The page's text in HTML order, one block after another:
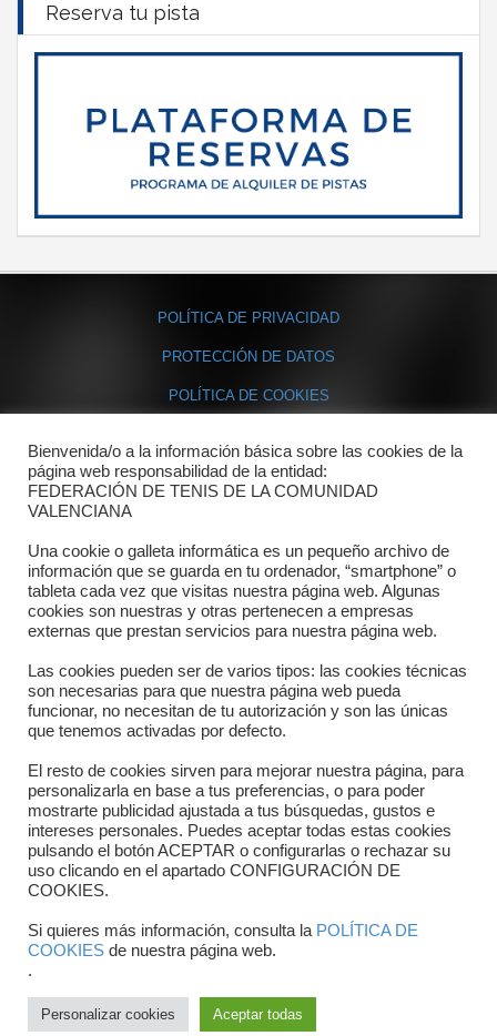
Reserva tu pista
POLÍTICA DE PRIVACIDAD
PROTECCIÓN DE DATOS
POLÍTICA DE COOKIES
Contacto
Dónde estamos
Directorio departamentos
Horario
Formulario de contacto
Copyright © 2025 FTCV
Bienvenida/o a la información básica sobre las cookies de la
página web responsabilidad de la entidad:
FEDERACIÓN DE TENIS DE LA COMUNIDAD
VALENCIANA
Una cookie o galleta informática es un pequeño archivo de
información que se guarda en tu ordenador, “smartphone” o
tableta cada vez que visitas nuestra página web. Algunas
cookies son nuestras y otras pertenecen a empresas
externas que prestan servicios para nuestra página web.
Las cookies pueden ser de varios tipos: las cookies técnicas
son necesarias para que nuestra página web pueda
funcionar, no necesitan de tu autorización y son las únicas
que tenemos activadas por defecto.
El resto de cookies sirven para mejorar nuestra página, para
personalizarla en base a tus preferencias, o para poder
mostrarte publicidad ajustada a tus búsquedas, gustos e
intereses personales. Puedes aceptar todas estas cookies
pulsando el botón ACEPTAR o configurarlas o rechazar su
uso clicando en el apartado CONFIGURACIÓN DE
COOKIES.
Si quieres más información, consulta la POLÍTICA DE
COOKIES de nuestra página web.
.
Personalizar cookies Aceptar todas